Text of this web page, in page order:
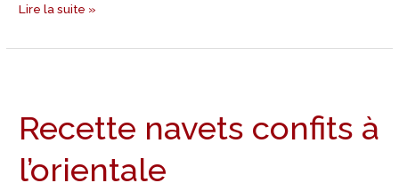
Lire la suite »
Recette navets confits à
l’orientale
confits
à
l’orientale